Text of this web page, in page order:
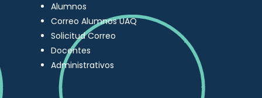
Alumnos
Correo Alumnos UAQ
Solicitud Correo
Docentes
Administrativos